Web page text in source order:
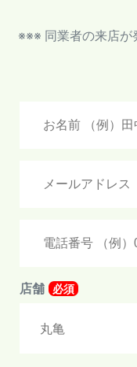
※※※ 同業者の来店が
店舗 必須